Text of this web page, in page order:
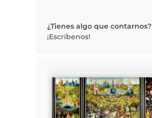
¿Tienes algo que contarnos?
¡Escríbenos!